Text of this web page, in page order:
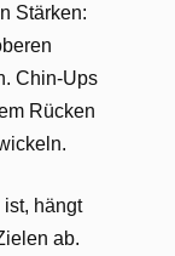
Stärken:
Chin-Ups
Rücken
hängt
ab.